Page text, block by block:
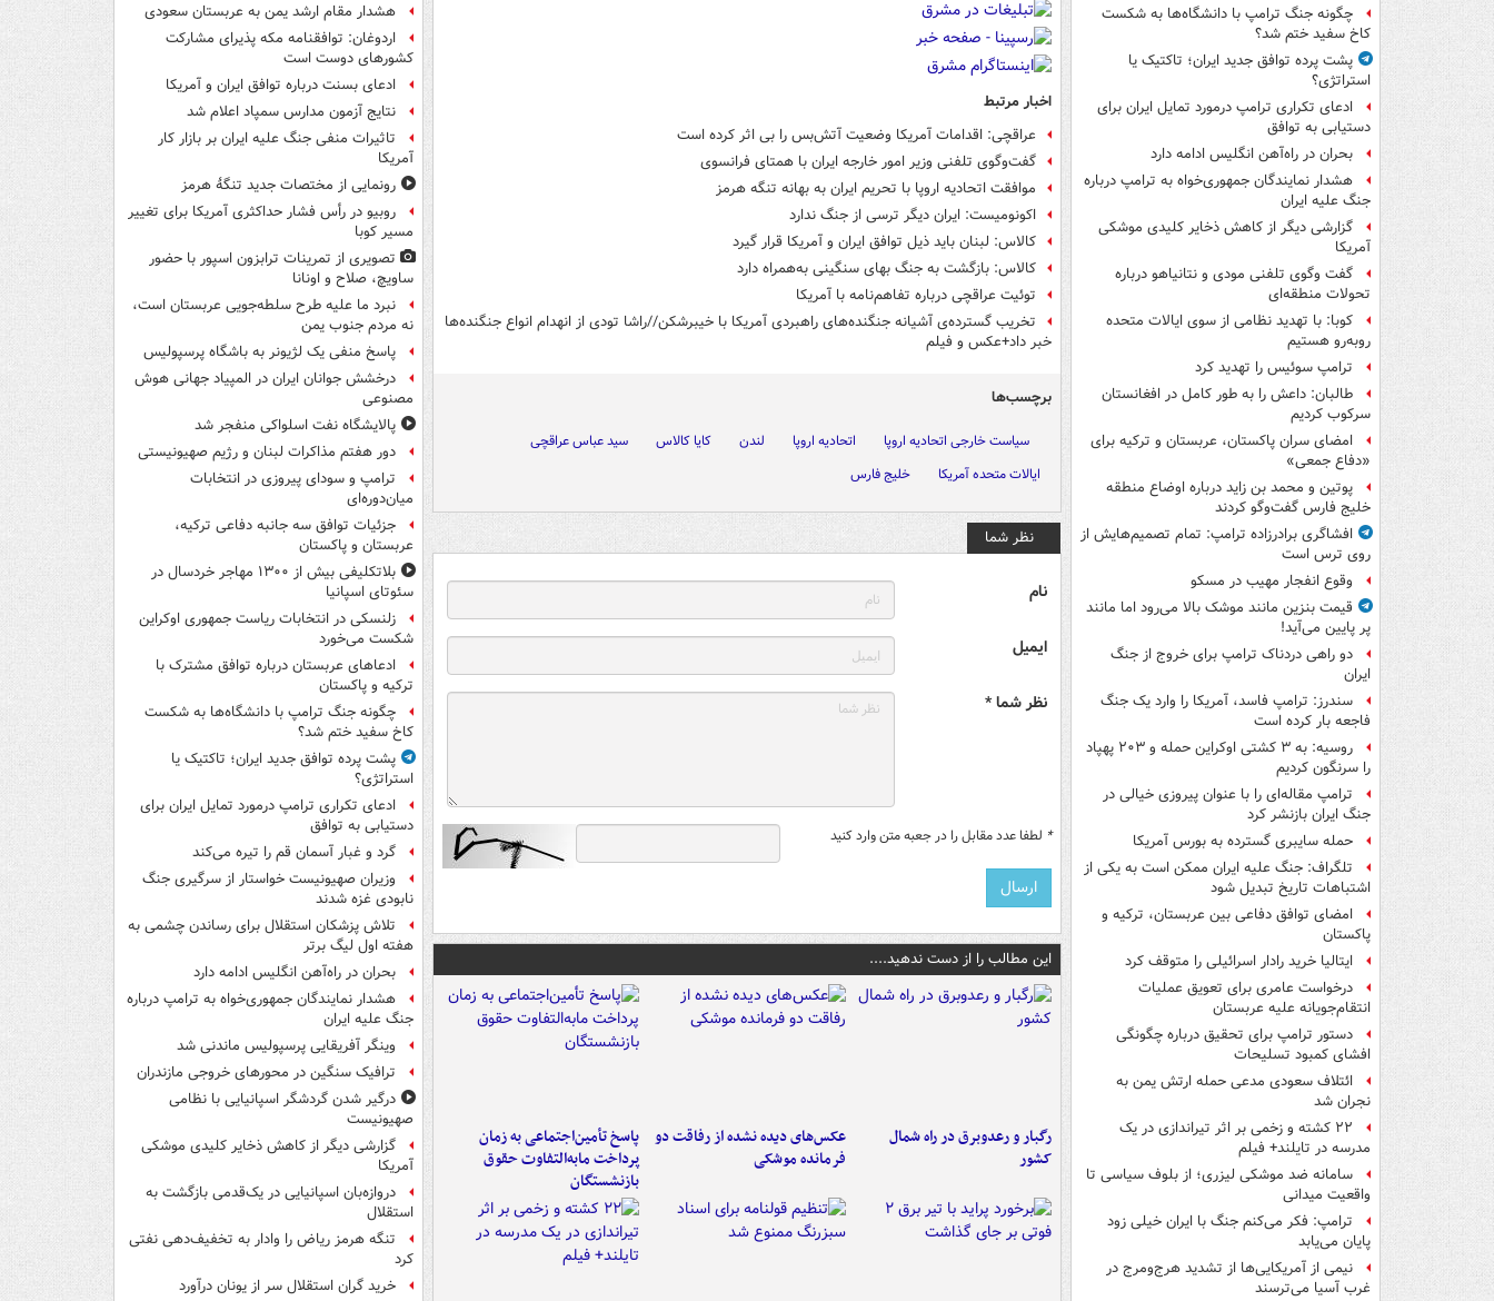
چگونه جنگ ترامپ با دانشگاه‌ها به شکست
کاخ سفید ختم شد؟
پشت پرده توافق جدید ایران؛ تاکتیک یا
استراتژی؟
ادعای تکراری ترامپ درمورد تمایل ایران برای
دستیابی به توافق
بحران در راه‌آهن انگلیس ادامه دارد
هشدار نمایندگان جمهوری‌خواه به ترامپ درباره
جنگ علیه ایران
گزارشی دیگر از کاهش ذخایر کلیدی موشکی
آمریکا
گفت وگوی تلفنی مودی و نتانیاهو درباره
تحولات منطقه‌ای
کوبا: با تهدید نظامی از سوی ایالات متحده
روبه‌رو هستیم
ترامپ سوئیس را تهدید کرد
طالبان: داعش را به طور کامل در افغانستان
سرکوب کردیم
امضای سران پاکستان، عربستان و ترکیه برای
«دفاع جمعی»
پوتین و محمد بن زاید درباره اوضاع منطقه
خلیج فارس گفت‌وگو کردند
افشاگری برادرزاده ترامپ: تمام تصمیم‌هایش از
روی ترس است
وقوع انفجار مهیب در مسکو
قیمت بنزین مانند موشک بالا می‌رود اما مانند
پر پایین می‌آید!
دو راهی دردناک ترامپ برای خروج از جنگ
ایران
سندرز: ترامپ فاسد، آمریکا را وارد یک جنگ
فاجعه بار کرده است
روسیه: به ۳ کشتی اوکراین حمله و ۲۰۳ پهپاد
را سرنگون کردیم
ترامپ مقاله‌ای را با عنوان پیروزی خیالی در
جنگ ایران بازنشر کرد
حمله سایبری گسترده به بورس آمریکا
تلگراف: جنگ علیه ایران ممکن است به یکی از
اشتباهات تاریخ تبدیل شود
امضای توافق دفاعی بین عربستان، ترکیه و
پاکستان
ایتالیا خرید رادار اسرائیلی را متوقف کرد
درخواست عامری برای تعویق عملیات
انتقام‌جویانه علیه عربستان
دستور ترامپ برای تحقیق درباره چگونگی
افشای کمبود تسلیحات
ائتلاف سعودی مدعی حمله ارتش یمن به
نجران شد
۲۲ کشته و زخمی بر اثر تیراندازی در یک
مدرسه در تایلند+ فیلم
سامانه ضد موشکی لیزری؛ از بلوف سیاسی تا
واقعیت میدانی
ترامپ: فکر می‌کنم جنگ با ایران خیلی زود
پایان می‌یابد
نیمی از آمریکایی‌ها از تشدید هرج‌ومرج در
غرب آسیا می‌ترسند
اخبار مرتبط
عراقچی: اقدامات آمریکا وضعیت آتش‌بس را بی اثر کرده است
گفت‌وگوی تلفنی وزیر امور خارجه ایران با همتای فرانسوی
موافقت اتحادیه اروپا با تحریم ایران به بهانه تنگه هرمز
اکونومیست: ایران دیگر ترسی از جنگ ندارد
کالاس: لبنان باید ذیل توافق ایران و آمریکا قرار گیرد
کالاس: بازگشت به جنگ بهای سنگینی به‌همراه دارد
توئیت عراقچی درباره تفاهم‌نامه با آمریکا
تخریب گسترده‌ی آشیانه جنگنده‌های راهبردی آمریکا با خیبرشکن//راشا تودی از انهدام انواع جنگنده‌ها
خبر داد+عکس و فیلم
برچسب‌ها
سیاست خارجی اتحادیه اروپا اتحادیه اروپا لندن کایا کالاس
سید عباس عراقچی
ایالات متحده آمریکا
خلیج فارس
نظر شما
نام
ایمیل
نظر شما *
* لطفا عدد مقابل را در جعبه متن وارد کنید
این مطالب را از دست ندهید....
رگبار و رعدوبرق در راه شمال
کشور
عکس‌های دیده نشده از رفاقت دو
فرمانده‌ موشکی
پاسخ تأمین‌اجتماعی به زمان
پرداخت مابه‌التفاوت حقوق
بازنشستگان
هشدار مقام ارشد یمن به عربستان سعودی
اردوغان: توافقنامه مکه پذیرای مشارکت
کشورهای دوست است
ادعای بسنت درباره توافق ایران و آمریکا
نتایج آزمون مدارس سمپاد اعلام شد
تاثیرات منفی جنگ علیه ایران بر بازار کار
آمریکا
رونمایی از مختصات جدید تنگۀ هرمز
روبیو در رأس فشار حداکثری آمریکا برای تغییر
مسیر کوبا
تصویری از تمرینات ترابزون اسپور با حضور
ساویچ، صلاح و اونانا
نبرد ما علیه طرح سلطه‌جویی عربستان است،
نه مردم جنوب یمن
پاسخ منفی یک لژیونر به باشگاه پرسپولیس
درخشش جوانان ایران در المپیاد جهانی هوش
مصنوعی
پالایشگاه نفت اسلواکی منفجر شد
دور هفتم مذاکرات لبنان و رژیم صهیونیستی
ترامپ و سودای پیروزی در انتخابات
میان‌دوره‌ای
جزئیات توافق سه جانبه دفاعی ترکیه،
عربستان و پاکستان
بلاتکلیفی بیش از ۱۳۰۰ مهاجر خردسال در
سئوتای اسپانیا
زلنسکی در انتخابات ریاست جمهوری اوکراین
شکست می‌خورد
ادعاهای عربستان درباره توافق مشترک با
ترکیه و پاکستان
چگونه جنگ ترامپ با دانشگاه‌ها به شکست
کاخ سفید ختم شد؟
پشت پرده توافق جدید ایران؛ تاکتیک یا
استراتژی؟
ادعای تکراری ترامپ درمورد تمایل ایران برای
دستیابی به توافق
گرد و غبار آسمان قم را تیره می‌کند
وزیران صهیونیست خواستار از سرگیری جنگ
نابودی غزه شدند
تلاش پزشکان استقلال برای رساندن چشمی به
هفته اول لیگ برتر
بحران در راه‌آهن انگلیس ادامه دارد
هشدار نمایندگان جمهوری‌خواه به ترامپ درباره
جنگ علیه ایران
وینگر آفریقایی پرسپولیس ماندنی شد
ترافیک سنگین در محورهای خروجی مازندران
درگیر شدن گردشگر اسپانیایی با نظامی
صهیونیست
گزارشی دیگر از کاهش ذخایر کلیدی موشکی
آمریکا
دروازه‌بان اسپانیایی در یک‌قدمی بازگشت به
استقلال
تنگه هرمز ریاض را وادار به تخفیف‌دهی نفتی
کرد
خرید گران استقلال سر از یونان درآورد